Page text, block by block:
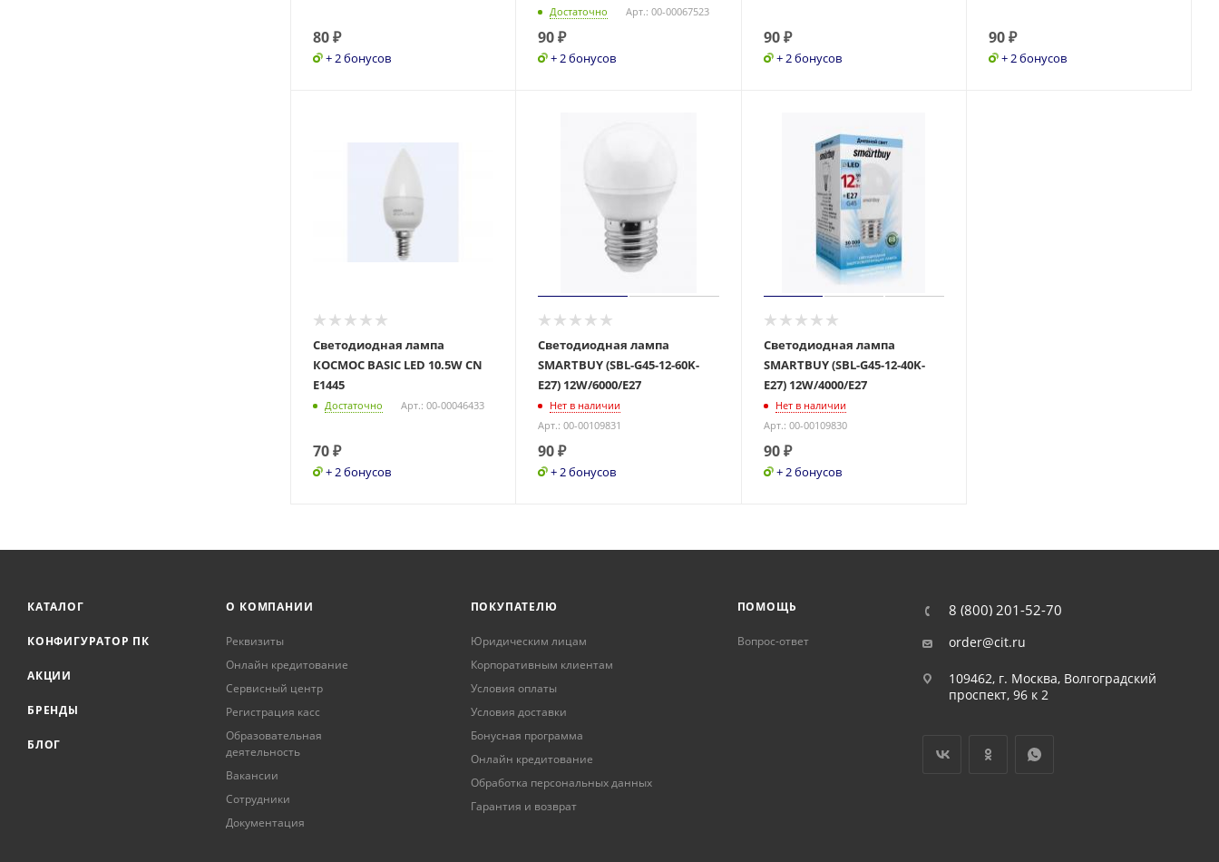
80₽
+ 2 бонусов
Достаточно Арт.: 00-00067523
90₽
+ 2 бонусов
90₽
+ 2 бонусов
90₽
+ 2 бонусов
Светодиодная лампа
КОСМОС BASIC LED 10.5W CN
E1445
Достаточно Арт.: 00-00046433
70₽
+ 2 бонусов
Светодиодная лампа
SMARTBUY (SBL-G45-12-60K-
E27) 12W/6000/E27
Нет в наличии
Арт.: 00-00109831
90₽
+ 2 бонусов
Светодиодная лампа
SMARTBUY (SBL-G45-12-40K-
E27) 12W/4000/E27
Нет в наличии
Арт.: 00-00109830
90₽
+ 2 бонусов
КАТАЛОГ
КОНФИГУРАТОР ПК
АКЦИИ
БРЕНДЫ
БЛОГ
О КОМПАНИИ
Реквизиты
Онлайн кредитование
Сервисный центр
Регистрация касс
Образовательная
деятельность
Вакансии
Сотрудники
Документация
ПОКУПАТЕЛЮ
Юридическим лицам
Корпоративным клиентам
Условия оплаты
Условия доставки
Бонусная программа
Онлайн кредитование
Обработка персональных данных
Гарантия и возврат
ПОМОЩЬ
Вопрос-ответ
8 (800) 201-52-70
order@cit.ru
109462, г. Москва, Волгоградский
проспект, 96 к 2